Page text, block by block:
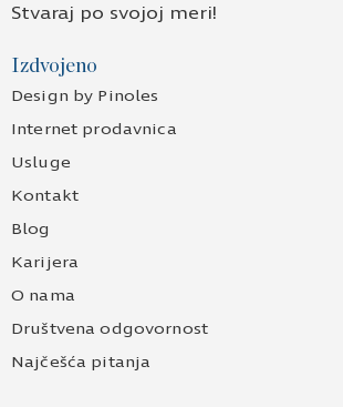
Stvaraj po svojoj meri!
Izdvojeno
Design by Pinoles
Internet prodavnica
Usluge
Kontakt
Blog
Karijera
O nama
Društvena odgovornost
Najčešća pitanja